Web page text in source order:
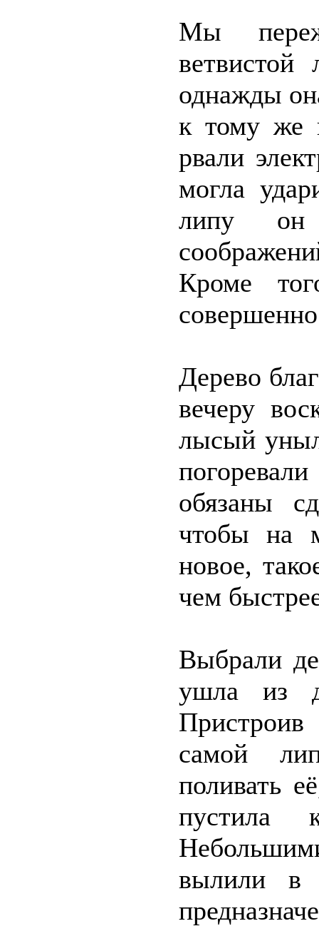
Мы
однажды
к тому же
рвали
могла
липу он
Кроме
Дерево
вечеру
лысый
обязаны
чтобы на
новое,
чем
Выбрали
ушла из
самой
поливать
пустила
вылили в